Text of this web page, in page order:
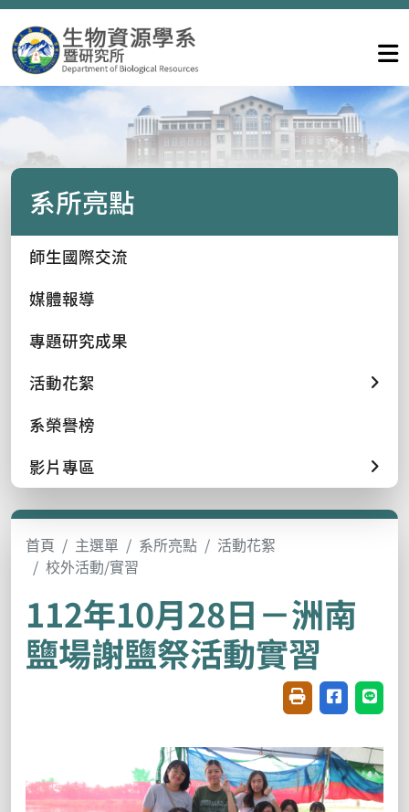
系所亮點
師生國際交流
媒體報導
專題研究成果
活動花絮
系榮譽榜
影片專區
首頁 主選單 系所亮點
活動花絮
校外活動/實習
112年10月28日－洲南
鹽場謝鹽祭活動實習
友善列印(開新視
分享至臉書
分享